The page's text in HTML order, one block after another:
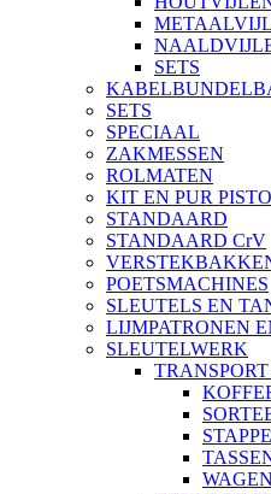
SETS
SETS
SPECIAAL
ZAKMESSEN
ROLMATEN
KIT EN PUR
STANDAARD
STANDAARD CrV
POETSMACHINES
SLEUTELS EN
LIJMPATRONEN
SLEUTELWERK